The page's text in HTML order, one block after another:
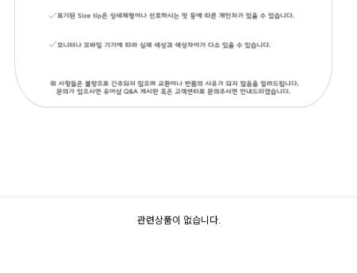
관련상품이 없습니다.